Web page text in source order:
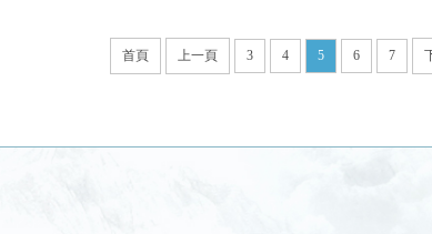
首頁 上一頁 3 4 5 6 7